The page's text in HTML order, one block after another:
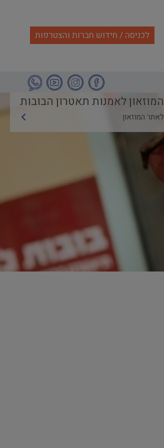
לכניסה / חידוש חברות והצטרפות
המוזאון לאמנות תאטרון הבובות
לאתר המוזאון